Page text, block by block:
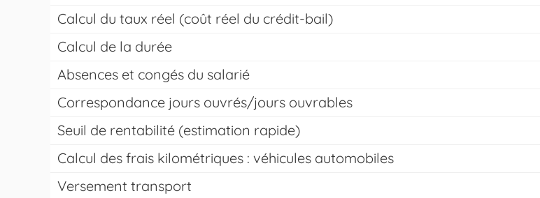
Calcul du taux réel (coût réel du crédit-bail)
Calcul de la durée
Absences et congés du salarié
Correspondance jours ouvrés/jours ouvrables
Seuil de rentabilité (estimation rapide)
Calcul des frais kilométriques : véhicules automobiles
Versement transport